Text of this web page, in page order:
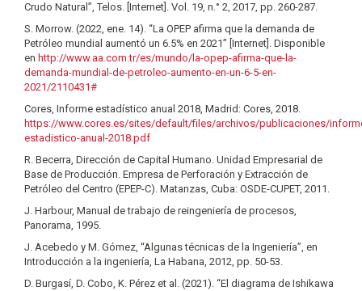
Crudo Natural”, Telos. [Internet]. Vol. 19, n.° 2, 2017, pp. 260-287.
S. Morrow. (2022, ene. 14). “La OPEP afirma que la demanda de
Petróleo mundial aumentó un 6.5% en 2021” [Internet]. Disponible
en http://www.aa.com.tr/es/mundo/la-opep-afirma-que-la-
demanda-mundial-de-petroleo-aumento-en-un-6-5-en-
2021/2110431#
Cores, Informe estadístico anual 2018, Madrid: Cores, 2018.
https://www.cores.es/sites/default/files/archivos/publicaciones/
estadistico-anual-2018.pdf
R. Becerra, Dirección de Capital Humano. Unidad Empresarial de
Base de Producción. Empresa de Perforación y Extracción de
Petróleo del Centro (EPEP-C). Matanzas, Cuba: OSDE-CUPET, 2011.
J. Harbour, Manual de trabajo de reingeniería de procesos,
Panorama, 1995.
J. Acebedo y M. Gómez, “Algunas técnicas de la Ingeniería”, en
Introducción a la ingeniería, La Habana, 2012, pp. 50-53.
D. Burgasí, D. Cobo, K. Pérez et al. (2021). “El diagrama de Ishikawa